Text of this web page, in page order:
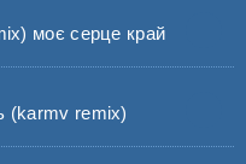
моє серце край
(karmv remix)